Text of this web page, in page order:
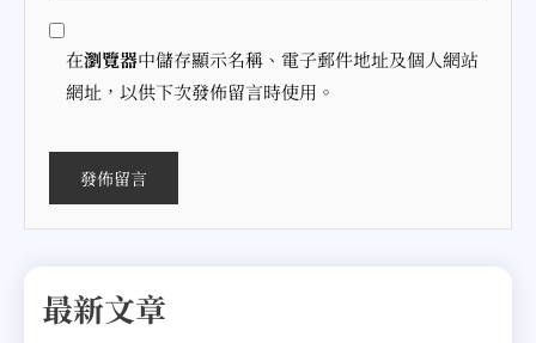
在瀏覽器中儲存顯示名稱、電子郵件地址及個人網站
網址，以供下次發佈留言時使用。
最新文章